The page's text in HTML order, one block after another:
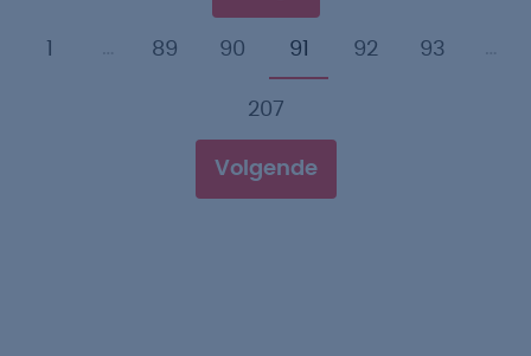
89 90 91 92 93
207
Volgende